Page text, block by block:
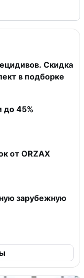
Скидка
в подборке
до 45%
от ORZAX
зарубежную